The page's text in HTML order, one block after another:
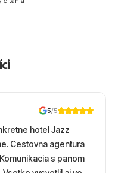
5/5
hotel Jazz
Cestovna agentura
s panom